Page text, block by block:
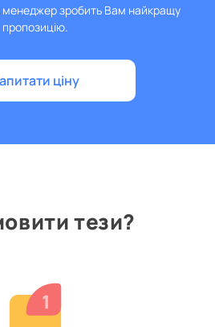
менеджер зробить Вам найкращу
пропозицію.
ціну
тези?